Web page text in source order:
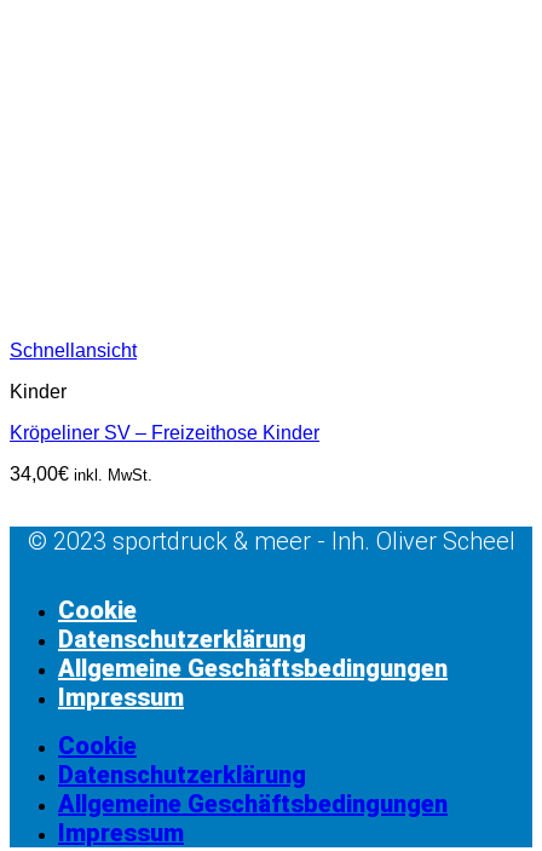
Schnellansicht
Kinder
Kröpeliner SV – Freizeithose Kinder
34,00€ inkl. MwSt.
© 2023 sportdruck & meer - Inh. Oliver Scheel
Cookie
Datenschutzerklärung
Allgemeine Geschäftsbedingungen
Impressum
Cookie
Datenschutzerklärung
Allgemeine Geschäftsbedingungen
Impressum